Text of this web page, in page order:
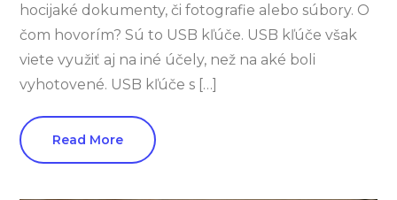
hocijaké dokumenty, či fotografie alebo súbory. O
čom hovorím? Sú to USB kľúče. USB kľúče však
viete využiť aj na iné účely, než na aké boli
vyhotovené. USB kľúče s […]
Read More